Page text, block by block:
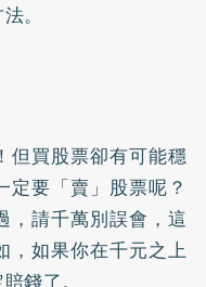
。
但買股票卻有可能穩
定要「賣」股票呢？
，請千萬別誤會，這
，如果你在千元之上